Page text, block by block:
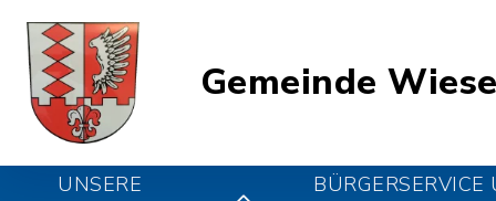
Gemeinde
UNSERE
BÜRGERSERVICE